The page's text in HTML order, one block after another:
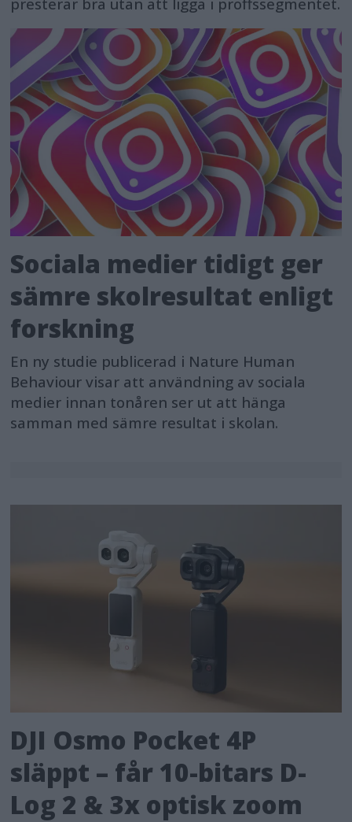
presterar bra utan att ligga i proffssegmentet.
Sociala medier tidigt ger
sämre skolresultat enligt
forskning
En ny studie publicerad i Nature Human
Behaviour visar att användning av sociala
medier innan tonåren ser ut att hänga
samman med sämre resultat i skolan.
DJI Osmo Pocket 4P
släppt – får 10-bitars D-
Log 2 & 3x optisk zoom